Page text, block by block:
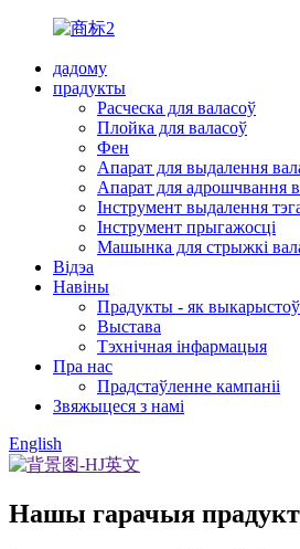
дадому
прадукты
Расческа для валасоў
Плойка для валасоў
Фен
Апарат для выдалення
Апарат для адрошчвання
Інструмент выдалення
Інструмент прыгажосці
Машынка для стрыжкі
Відэа
Навіны
Прадукты - як
Выстава
Тэхнічная інфармацыя
Пра нас
Прадстаўленне кампаніі
Звяжыцеся з намі
English
Нашы гарачыя